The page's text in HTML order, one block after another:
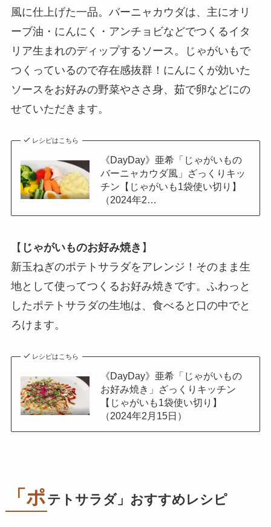
風に仕上げた一品。バーニャカウダは、主にオリ
ーブ油・にんにく・アンチョビなどでつくるイタ
リア生まれのディップするソース。じゃがいもで
つくっているので存在感抜群！にんにくが効いた
ソースをお好みの野菜やささ身、茹で卵などにの
せていただきます。
レシピはこちら
《DayDay》亜希「じゃがいもの
バーニャカウダ風」ざっくりキッ
チン【じゃがいも1袋使い切り】
（2024年2…
【 じゃがいものお好み焼き 】
新玉ねぎのポテトサラダをアレンジ！そのまま生
地として使ってつくるお好み焼きです。ふわっと
したポテトサラダの生地は、食べると口の中でと
ろけます。
レシピはこちら
《DayDay》亜希「じゃがいもの
お好み焼き」ざっくりキッチン
【じゃがいも1袋使い切り】
（2024年2月15日）
「ポテトサラダ」おすすめレシピ